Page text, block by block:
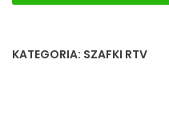
KATEGORIA: SZAFKI RTV